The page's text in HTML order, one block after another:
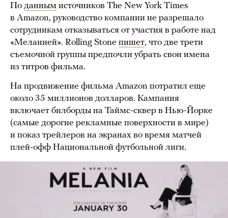
По данным источников The New York Times
в Amazon, руководство компании не разрешало
сотрудникам отказываться от участия в работе над
«Меланией». Rolling Stone пишет, что две трети
съемочной группы предпочли убрать свои имена
из титров фильма.
На продвижение фильма Amazon потратил еще
около 35 миллионов долларов. Кампания
включает билборды на Таймс-сквер в Нью-Йорке
(самые дорогие рекламные поверхности в мире)
и показ трейлеров на экранах во время матчей
плей-офф Национальной футбольной лиги.